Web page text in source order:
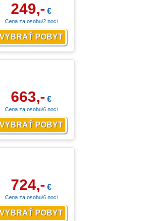
249,- €
Cena za osobu/2 nocí
663,- €
Cena za osobu/6 nocí
724,- €
Cena za osobu/6 nocí